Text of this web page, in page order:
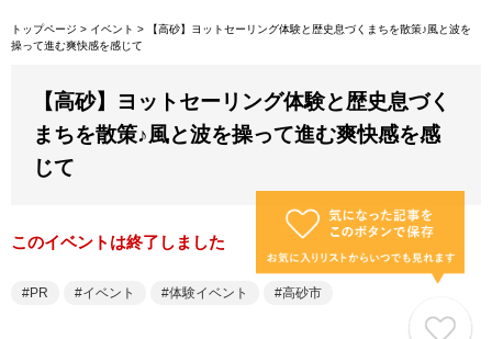
トップページ > イベント >
【高砂】ヨットセーリング体験と歴史息づくまちを散策♪風と波を
操って進む爽快感を感じて
【高砂】ヨットセーリング体験と歴史息づく
まちを散策♪風と波を操って進む爽快感を感
じて
このイベントは終了しました
PR イベント 体験イベント 高砂市